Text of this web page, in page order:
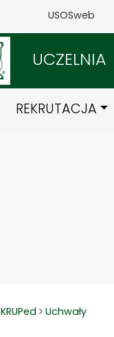
USOSweb
UCZELNIA
REKRUTACJA
KRUPed Uchwały